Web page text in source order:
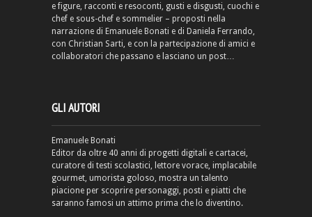
e figure, racconti e resoconti, gusti e disgusti, cuochi e
chef e sous-chef e sommelier – proposti nella
narrazione di Emanuele Bonati e di Daniela Ferrando,
con Christian Sarti, e con la partecipazione di amici e
collaboratori che passano e lasciano un post…
GLI AUTORI
Emanuele Bonati
Editor da oltre 40 anni di progetti digitali e cartacei,
curatore di testi scolastici, lettore vorace, implacabile
gourmet, umorista goloso, mostra un talento
piacione per scoprire personaggi, posti e piatti che
saranno famosi un attimo prima che lo diventino.